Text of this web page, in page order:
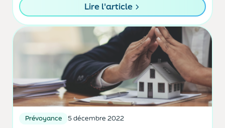
Lire l'article
Prévoyance 5 décembre 2022